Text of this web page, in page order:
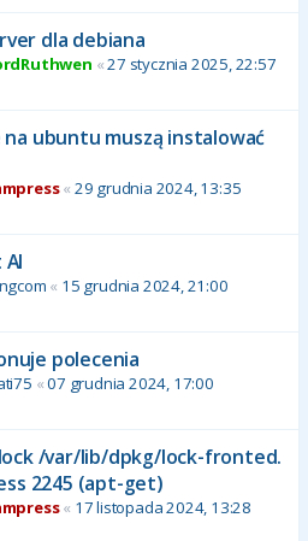
dla debiana
«27 stycznia 2025, 22:57
ubuntu muszą instalować
« 29 grudnia 2024, 13:35
« 15 grudnia 2024, 21:00
polecenia
«07 grudnia 2024, 17:00
/var/lib/dpkg/lock-fronted.
2245 (apt-get)
« 17 listopada 2024, 13:28